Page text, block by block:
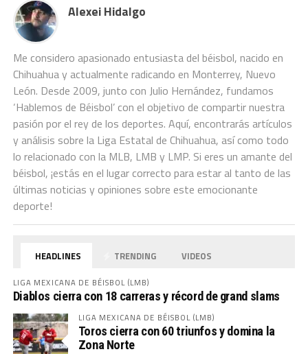
Alexei Hidalgo
Me considero apasionado entusiasta del béisbol, nacido en
Chihuahua y actualmente radicando en Monterrey, Nuevo
León. Desde 2009, junto con Julio Hernández, fundamos
‘Hablemos de Béisbol’ con el objetivo de compartir nuestra
pasión por el rey de los deportes. Aquí, encontrarás artículos
y análisis sobre la Liga Estatal de Chihuahua, así como todo
lo relacionado con la MLB, LMB y LMP. Si eres un amante del
béisbol, ¡estás en el lugar correcto para estar al tanto de las
últimas noticias y opiniones sobre este emocionante
deporte!
HEADLINES TRENDING VIDEOS
LIGA MEXICANA DE BÉISBOL (LMB)
Diablos cierra con 18 carreras y récord de grand slams
LIGA MEXICANA DE BÉISBOL (LMB)
Toros cierra con 60 triunfos y domina la
Zona Norte